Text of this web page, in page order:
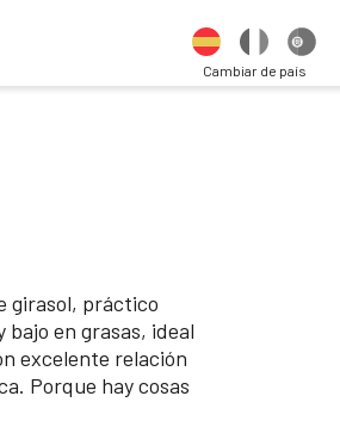
Cambiar de país
girasol, práctico
en grasas, ideal
excelente relación
Porque hay cosas